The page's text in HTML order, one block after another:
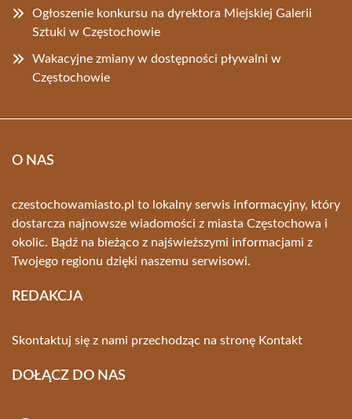
Ogłoszenie konkursu na dyrektora Miejskiej Galerii
Sztuki w Częstochowie
Wakacyjne zmiany w dostępności pływalni w
Częstochowie
O NAS
czestochowamiasto.pl to lokalny serwis informacyjny, który
dostarcza najnowsze wiadomości z miasta Częstochowa i
okolic. Bądź na bieżąco z najświeższymi informacjami z
Twojego regionu dzięki naszemu serwisowi.
REDAKCJA
Skontaktuj się z nami przechodząc na stronę Kontakt
DOŁĄCZ DO NAS